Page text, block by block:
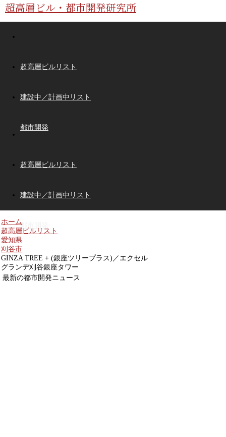
超高層ビル・都市開発研究所
超高層ビルリスト
建設中／計画中リスト
都市開発
超高層ビルリスト
建設中／計画中リスト
都市開発
ホーム
超高層ビルリスト
愛知県
刈谷市
GINZA TREE + (銀座ツリープラス)／エクセル
グランデ刈谷銀座タワー
最新の都市開発ニュース